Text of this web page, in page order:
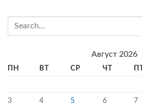
Август 2026
ПН ВТ СР ЧТ
3 4 5 6 7